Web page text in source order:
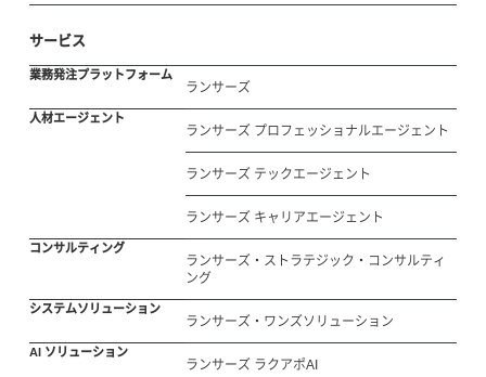
サービス
業務発注プラットフォーム
ランサーズ
人材エージェント
ランサーズ プロフェッショナルエージェント
ランサーズ テックエージェント
ランサーズ キャリアエージェント
コンサルティング
ランサーズ・ストラテジック・コンサルティ
ング
システムソリューション
ランサーズ・ワンズソリューション
AI ソリューション
ランサーズ ラクアポAI